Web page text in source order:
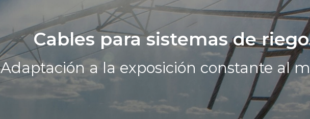
Cables para sistemas de
Adaptación a la exposición constante al